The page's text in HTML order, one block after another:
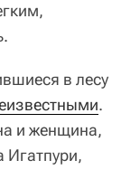
в лесу
.
и женщина,
Игатпури,